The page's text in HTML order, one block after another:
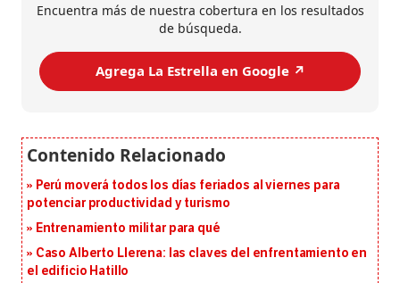
Encuentra más de nuestra cobertura en los resultados
de búsqueda.
Agrega La Estrella en Google ↗️
Perú moverá todos los días feriados al viernes para
potenciar productividad y turismo
Entrenamiento militar para qué
Caso Alberto Llerena: las claves del enfrentamiento en
el edificio Hatillo